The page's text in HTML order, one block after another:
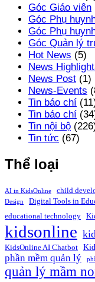
Góc Giáo viên
Góc Phụ
Góc Phụ
Góc Quản lý
Hot News (5)
News
News Post (1)
News-Events
Tin báo chí
Tin báo chí
Tin nội bộ
Tin tức (67)
Thể loại
AI in KidsOnline child
Design
Digital Tools in
educational technology
kidsonline
KidsOnline AI Chatbot
phần mềm quản lý
quản lý mầm